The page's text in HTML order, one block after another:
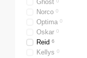
Ghost
Norco 0
Optima 0
Oskar 0
Reid 6
Kellys 0